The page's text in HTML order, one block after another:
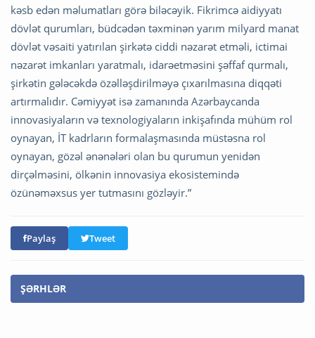
kəsb edən məlumatları görə biləcəyik. Fikrimcə aidiyyatı
dövlət qurumları, büdcədən təxminən yarım milyard manat
dövlət vəsaiti yatırılan şirkətə ciddi nəzarət etməli, ictimai
nəzarət imkanları yaratmalı, idarəetməsini şəffaf qurmalı,
şirkətin gələcəkdə özəlləşdirilməyə çıxarılmasına diqqəti
artırmalıdır. Cəmiyyət isə zamanında Azərbaycanda
innovasiyaların və texnologiyaların inkişafında mühüm rol
oynayan, İT kadrların formalaşmasında müstəsna rol
oynayan, gözəl ənənələri olan bu qurumun yenidən
dirçəlməsini, ölkənin innovasiya ekosistemində
özünəməxsus yer tutmasını gözləyir.”
Paylaş Tweet
ŞƏRHLƏR